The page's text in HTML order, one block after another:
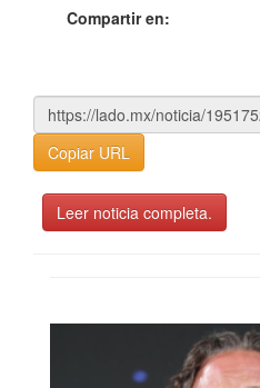
Compartir en:
Copiar URL
Leer noticia completa.